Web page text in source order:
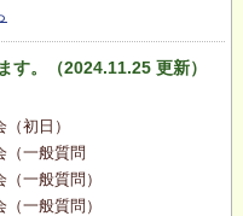
す。（2024.11.25 更新）
初日）
一般質問
一般質問）
一般質問）